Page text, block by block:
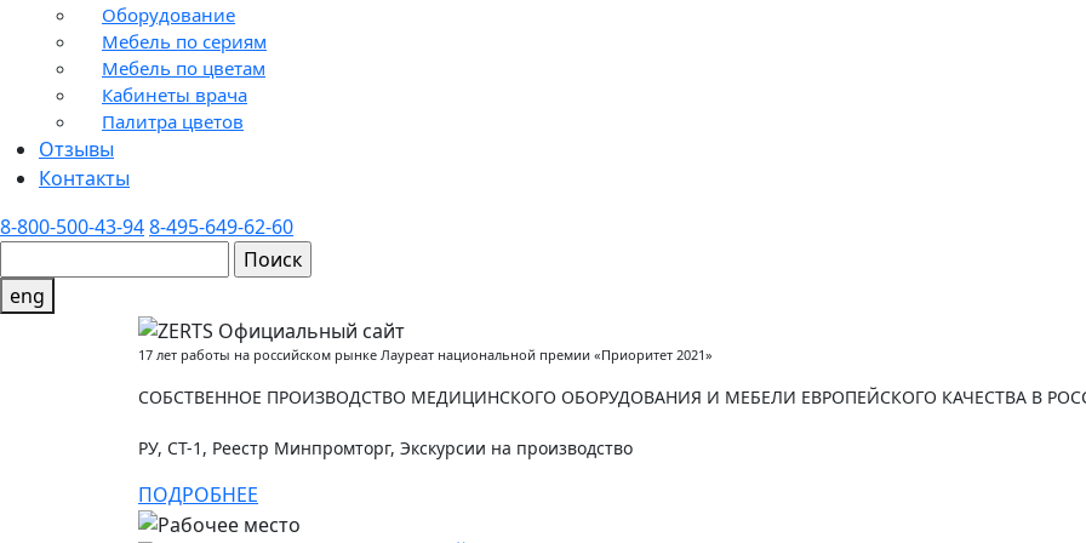
Оборудование
Мебель по сериям
Мебель по цветам
Кабинеты врача
Палитра цветов
Отзывы
Контакты
8-800-500-43-948-495-649-62-60
eng
17 лет работы на российском рынке Лауреат национальной премии «Приоритет 2021»
СОБСТВЕННОЕ ПРОИЗВОДСТВО МЕДИЦИНСКОГО ОБОРУДОВАНИЯ И МЕБЕЛИ ЕВРОПЕЙСКОГО КАЧЕСТВА В
РУ, СТ-1, Реестр Минпромторг, Экскурсии на производство
ПОДРОБНЕЕ